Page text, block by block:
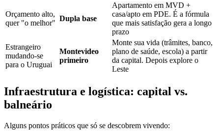
Orçamento alto,
quer "o melhor"
Dupla base
Apartamento em MVD +
casa/apto em PDE. É a fórmula
que mais satisfação gera a longo
prazo
Estrangeiro
mudando-se
para o Uruguai
Montevideo
primeiro
Monte sua vida (trâmites, banco,
plano de saúde, escola) a partir
da capital. Depois explore o
Leste
Infraestrutura e logística: capital vs.
balneário
Alguns pontos práticos que só se descobrem vivendo: